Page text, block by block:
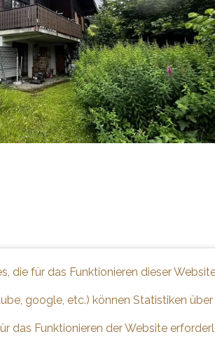
die für das Funktionieren dieser
google, etc.) können Statistiken
das Funktionieren der Website